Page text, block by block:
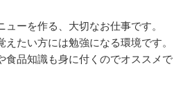
ーを作る、大切なお仕事です。
たい方には勉強になる環境です。
食品知識も身に付くのでオススメで